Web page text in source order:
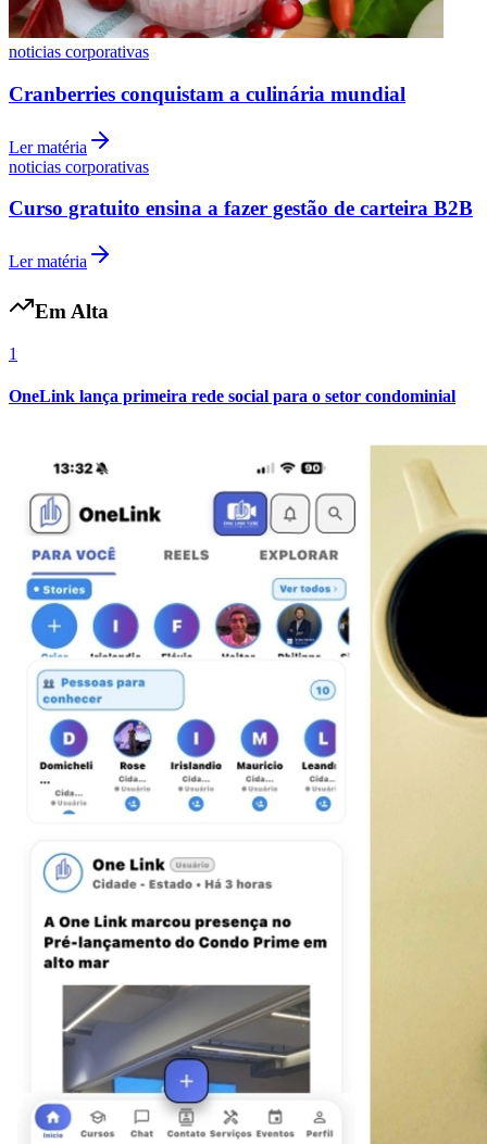
Botafogo
Grêmio
noticias corporativas
Cranberries conquistam a culinária mundial
Ler matéria
noticias corporativas
Curso gratuito ensina a fazer gestão de carteira B2B
Ler matéria
Em Alta
1
OneLink lança primeira rede social para o setor condominial